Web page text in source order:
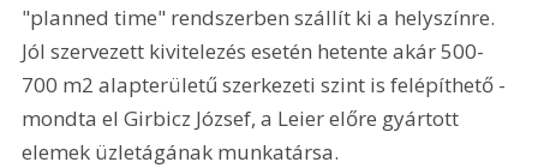
"planned time" rendszerben szállít ki a helyszínre.
Jól szervezett kivitelezés esetén hetente akár 500-
700 m2 alapterületű szerkezeti szint is felépíthető -
mondta el Girbicz József, a Leier előre gyártott
elemek üzletágának munkatársa.